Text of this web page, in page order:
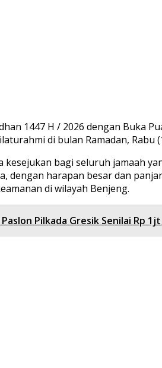
1447 H / 2026 dengan Buka
di bulan Ramadan, Rabu
bagi seluruh jamaah
dengan harapan besar dan
di wilayah Benjeng.
Pilkada Gresik Senilai Rp 1jt